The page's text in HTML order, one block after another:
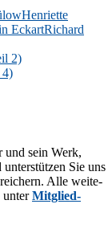
Henriette
EckartRichard
2)
4)
und sein Werk,
Sie uns
Alle wei­te­
un­terMit­glied­